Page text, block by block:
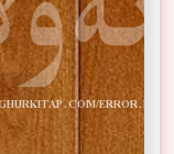
ERROR.PDF